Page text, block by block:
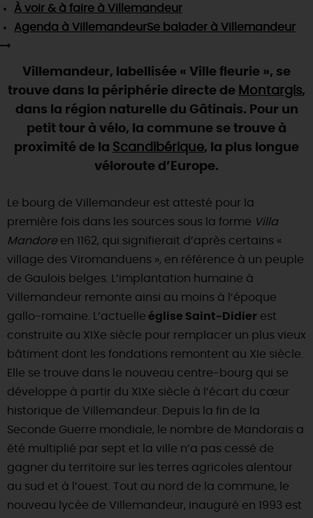
TOUTES LES ACTIVITÉS
Visitesgourmandesetcréatives
Vins etvignobles
Par ici lesguinguettes
Que rapporter du Loiret ?
La Route desMétiers d'Art
TOUT L'ART DE VIVRE
Des vacances auprès des animaux 🐎
Expérimenter les parcours Baludik 🕵️
Une saison de festivals 🎉
Rendez-vous de la nature en 2026
Des sorties en famille dans le Loiret !
Programme des animations "Loiret au fil de l'eau"
2026
Où sortir ?
AUJOURD'HUI
DEMAIN
CE WEEK-END
CETTE SEMAINE
TOUT L'AGENDA
SE REPÉRER,SE DÉPLACER
RÉSERVER MAINTENANT
À voir & à faire à Villemandeur
Agenda à VillemandeurSe balader à Villemandeur
Villemandeur, labellisée « Ville fleurie », se
trouve dans la périphérie directe de Montargis,
dans la région naturelle du Gâtinais. Pour un
petit tour à vélo, la commune se trouve à
proximité de la Scandibérique, la plus longue
véloroute d’Europe.
Le bourg de Villemandeur est attesté pour la
première fois dans les sources sous la forme Villa
Mandoreen 1162, qui signifierait d’après certains «
village des Viromanduens », en référence à un peuple
de Gaulois belges. L’implantation humaine à
Villemandeur remonte ainsi au moins à l’époque
gallo-romaine. L’actuelle église Saint-Didier est
construite au XIXe siècle pour remplacer un plus vieux
bâtiment dont les fondations remontent au XIe siècle.
Elle se trouve dans le nouveau centre-bourg qui se
développe à partir du XIXe siècle à l’écart du cœur
historique de Villemandeur. Depuis la fin de la
Seconde Guerre mondiale, le nombre de Mandorais a
été multiplié par sept et la ville n’a pas cessé de
gagner du territoire sur les terres agricoles alentour
au sud et à l’ouest. Tout au nord de la commune, le
nouveau lycée de Villemandeur, inauguré en 1993 est